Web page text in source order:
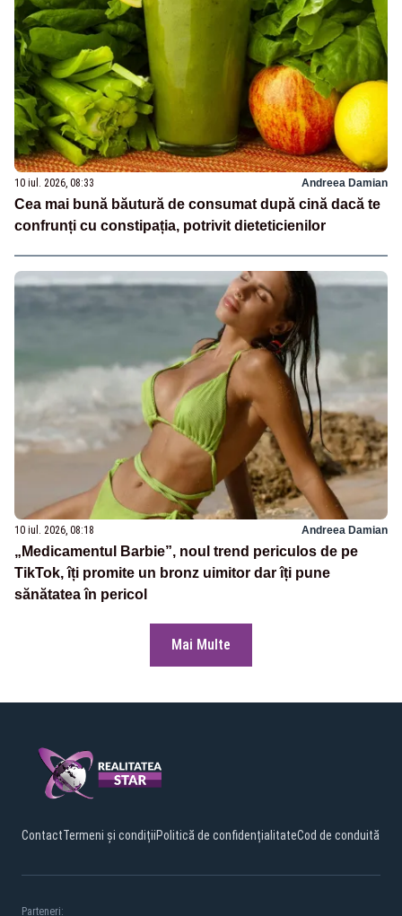
10 iul. 2026, 08:33 Andreea Damian
Cea mai bună băutură de consumat după cină dacă te
confrunți cu constipația, potrivit dieteticienilor
10 iul. 2026, 08:18 Andreea Damian
„Medicamentul Barbie”, noul trend periculos de pe
TikTok, îți promite un bronz uimitor dar îți pune
sănătatea în pericol
Mai Multe
ContactTermeni și condițiiPolitică de confidențialitateCod de conduită
Parteneri: